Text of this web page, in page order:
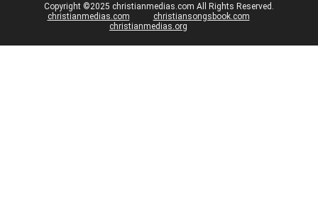
Copyright ©2025 christianmedias.com All Rights Reserved.
christianmedias.com
christiansongsbook.com
christianmedias.org